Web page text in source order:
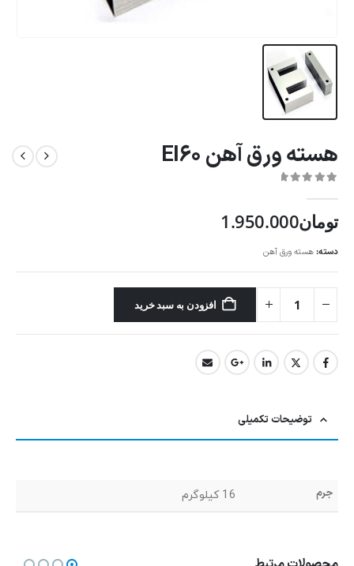
هسته ورق آهن EI60
تومان1.950.000
دسته:هسته ورق آهن
افزودن به سبد خرید
توضیحات تکمیلی
جرم 16 کیلوگرم